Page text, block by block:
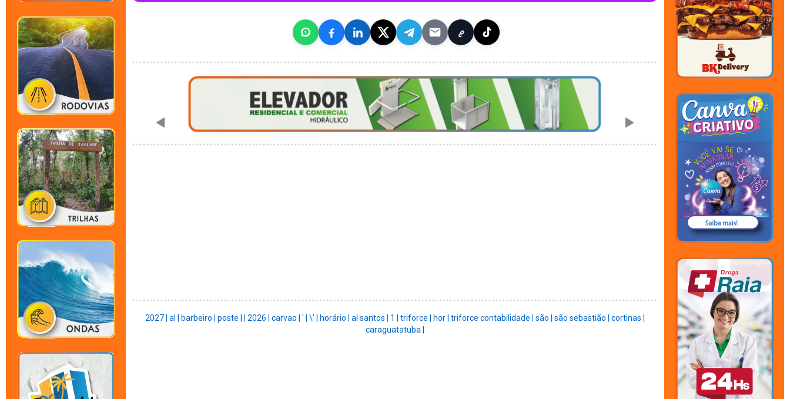
2027 | al | barbeiro | poste | 2026 | carvao | ' | \' | horário | al santos | 1 | triforce | hor | triforce contabilidade | são | são sebastião | cortinas |
caraguatatuba |